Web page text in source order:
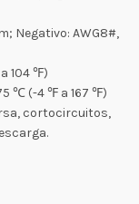
Negativo: AWG8#,
104 ℉)
℃ (-4 ℉ a 167 ℉)
cortocircuitos,